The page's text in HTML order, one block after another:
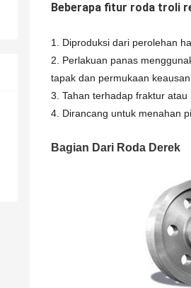
Beberapa fitur roda troli
1. Diproduksi dari perolehan
2. Perlakuan panas
tapak dan permukaan
3. Tahan terhadap fraktur atau
4. Dirancang untuk menahan
Bagian Dari Roda Derek